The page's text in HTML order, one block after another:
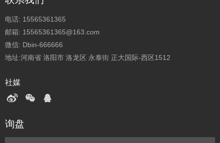
电话: 15565361365
邮箱: 15565361365@163.com
微信: Dbin-666666
地址:河南省 洛阳市 洛龙区 永泰街 正大国际-西区1512
社媒
询盘